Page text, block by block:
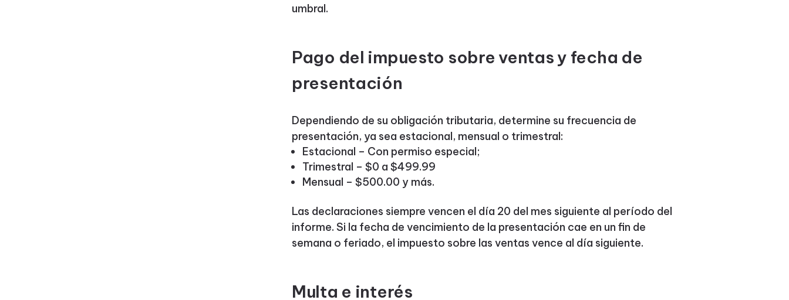
umbral.
Pago del impuesto sobre ventas y fecha de
presentación
Dependiendo de su obligación tributaria, determine su frecuencia de
presentación, ya sea estacional, mensual o trimestral:
Estacional – Con permiso especial;
Trimestral – $0 a $499.99
Mensual – $500.00 y más.
Las declaraciones siempre vencen el día 20 del mes siguiente al período del
informe. Si la fecha de vencimiento de la presentación cae en un fin de
semana o feriado, el impuesto sobre las ventas vence al día siguiente.
Multa e interés